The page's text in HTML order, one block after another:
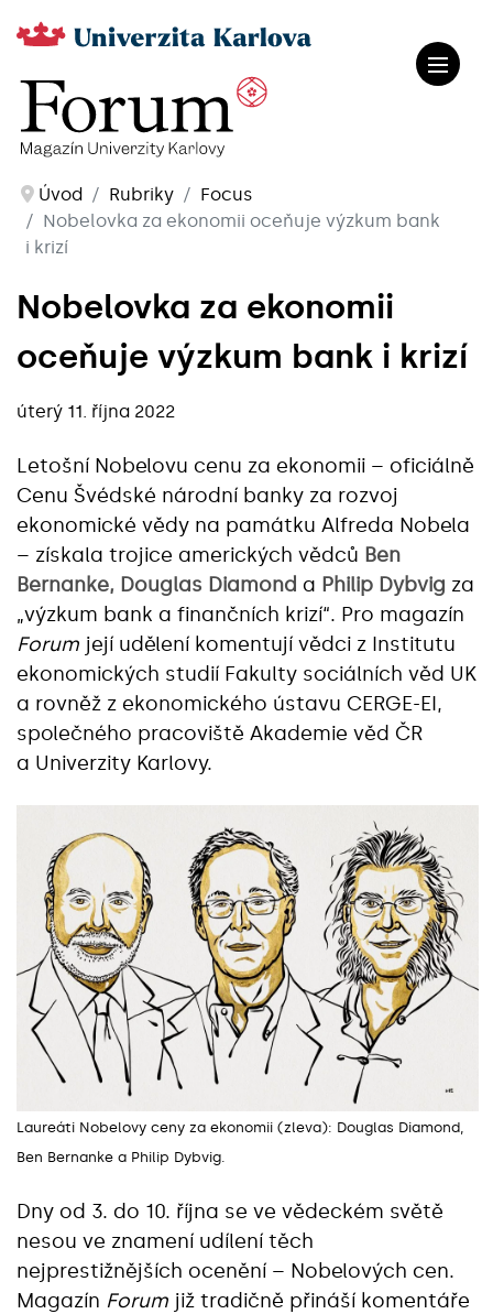
Úvod Rubriky
Focus
Nobelovka za ekonomii oceňuje výzkum bank
i krizí
Nobelovka za ekonomii
oceňuje výzkum bank i krizí
úterý 11. října 2022
Letošní Nobelovu cenu za ekonomii – oficiálně
Cenu Švédské národní banky za rozvoj
ekonomické vědy na památku Alfreda Nobela
– získala trojice amerických vědců Ben
Bernanke, Douglas Diamond a Philip Dybvig za
„výzkum bank a finančních krizí“. Pro magazín
Forum její udělení komentují vědci z Institutu
ekonomických studií Fakulty sociálních věd UK
a rovněž z ekonomického ústavu CERGE-EI,
společného pracoviště Akademie věd ČR
a Univerzity Karlovy.
Laureáti Nobelovy ceny za ekonomii (zleva): Douglas Diamond,
Ben Bernanke a Philip Dybvig.
Dny od 3. do 10. října se ve vědeckém světě
nesou ve znamení udílení těch
nejprestižnějších ocenění – Nobelových cen.
Magazín Forum již tradičně přináší komentáře